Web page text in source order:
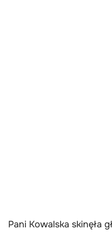
Pani Kowalska skinęła